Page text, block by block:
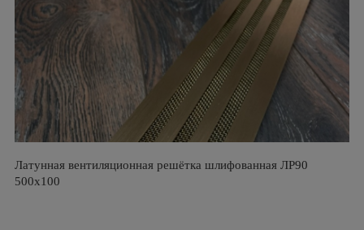
Латунная вентиляционная решётка шлифованная ЛР90
500х100